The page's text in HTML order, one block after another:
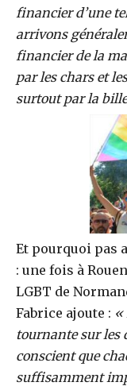
financier d’une
arrivons
financier de la
par les chars et
surtout par la
Et pourquoi pas
: une fois à
LGBT de
Fabrice ajoute : «
tournante sur les
conscient que
suffisamment